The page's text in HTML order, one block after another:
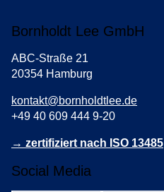
Bornholdt Lee GmbH
ABC-Straße 21
20354 Hamburg
kontakt@bornholdtlee.de
+49 40 609 444 9-20
→ zertifiziert nach ISO 13485
Social Media